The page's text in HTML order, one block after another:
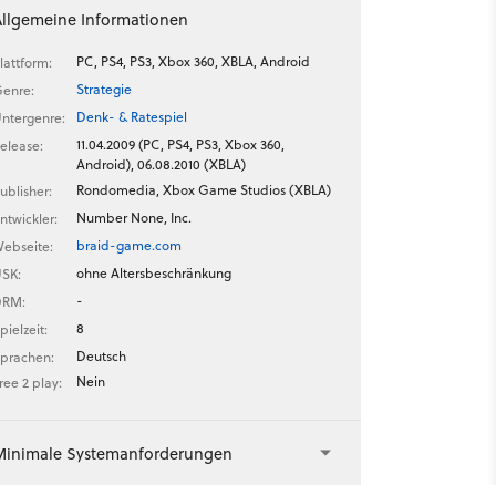
Informationen
PC, PS4, PS3, Xbox 360, XBLA, Android
Strategie
Denk- & Ratespiel
11.04.2009 (PC, PS4, PS3, Xbox 360,
Android), 06.08.2010 (XBLA)
Rondomedia, Xbox Game Studios (XBLA)
Number None, Inc.
braid-game.com
ohne Altersbeschränkung
-
8
Deutsch
2 play:
Nein
Systemanforderungen